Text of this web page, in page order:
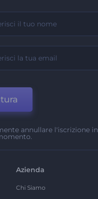
annullare l'iscrizione in
Azienda
Chi Siamo